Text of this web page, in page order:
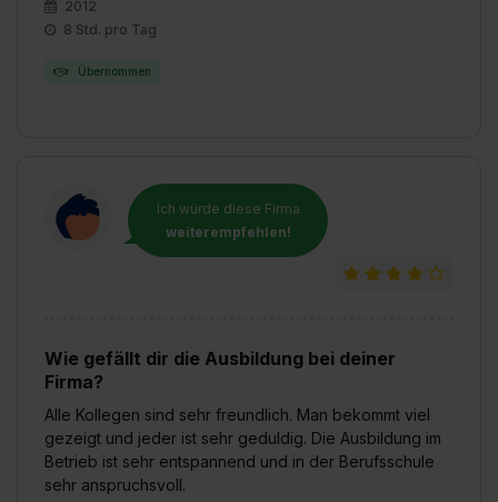
2012
8 Std. pro Tag
Übernommen
Ich würde diese Firma
weiterempfehlen!
Wie gefällt dir die Ausbildung bei deiner
Firma?
Alle Kollegen sind sehr freundlich. Man bekommt viel
gezeigt und jeder ist sehr geduldig. Die Ausbildung im
Betrieb ist sehr entspannend und in der Berufsschule
sehr anspruchsvoll.